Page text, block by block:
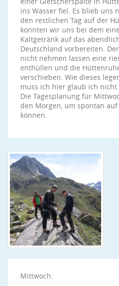
ins Wasser fiel. Es blieb uns
den restlichen Tag auf der
konnten wir uns bei dem
Kaltgetränk auf das
Deutschland vorbereiten.
nicht nehmen lassen eine
enthüllen und die
verschieben. Wie dieses
muss ich hier glaub ich nicht
Die Tagesplanung für
den Morgen, um spontan
können.
Mittwoch: